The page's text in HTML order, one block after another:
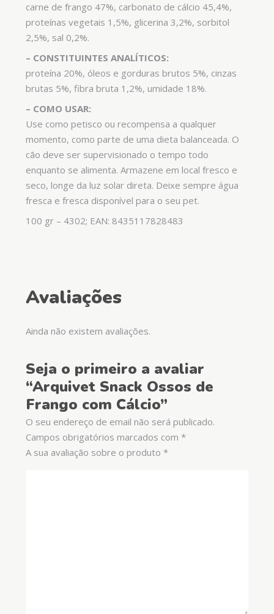
carne de frango 47%, carbonato de cálcio 45,4%,
proteínas vegetais 1,5%, glicerina 3,2%, sorbitol
2,5%, sal 0,2%.
– CONSTITUINTES ANALÍTICOS:
proteína 20%, óleos e gorduras brutos 5%, cinzas
brutas 5%, fibra bruta 1,2%, umidade 18%.
– COMO USAR:
Use como petisco ou recompensa a qualquer
momento, como parte de uma dieta balanceada. O
cão deve ser supervisionado o tempo todo
enquanto se alimenta. Armazene em local fresco e
seco, longe da luz solar direta. Deixe sempre água
fresca e fresca disponível para o seu pet.
100 gr – 4302; EAN: 8435117828483
Avaliações
Ainda não existem avaliações.
Seja o primeiro a avaliar
“Arquivet Snack Ossos de
Frango com Cálcio”
O seu endereço de email não será publicado.
Campos obrigatórios marcados com *
A sua avaliação sobre o produto *